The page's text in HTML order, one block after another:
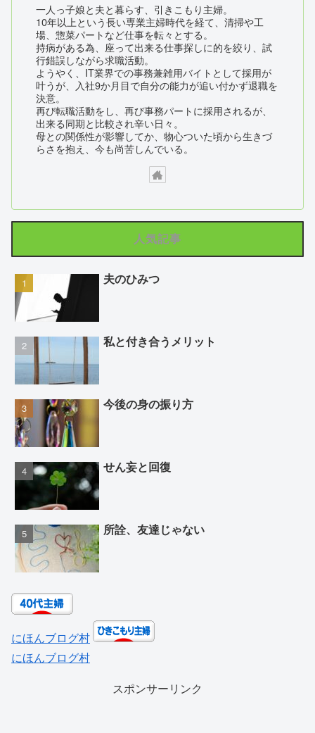
一人っ子娘と夫と暮らす、引きこもり主婦。
10年以上という長い専業主婦時代を経て、清掃や工
場、惣菜パートなど仕事を転々とする。
持病がある為、座って出来る仕事探しに的を絞り、試
行錯誤しながら求職活動。
ようやく、IT業界での事務兼雑用バイトとして採用が
叶うが、入社9か月目で自分の能力が追い付かず退職を
決意。
再び転職活動をし、再び事務パートに採用されるが、
出来る同期と比較され辛い日々。
母との関係性が影響してか、物心ついた頃から生きづ
らさを抱え、今も尚苦しんでいる。
人気記事
夫のひみつ
私と付き合うメリット
今後の身の振り方
せん妄と回復
所詮、友達じゃない
にほんブログ村
にほんブログ村
スポンサーリンク